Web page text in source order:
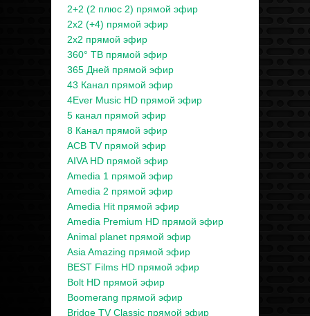
2+2 (2 плюс 2) прямой эфир
2x2 (+4) прямой эфир
2x2 прямой эфир
360° ТВ прямой эфир
365 Дней прямой эфир
43 Канал прямой эфир
4Ever Music HD прямой эфир
5 канал прямой эфир
8 Канал прямой эфир
ACB TV прямой эфир
AIVA HD прямой эфир
Amedia 1 прямой эфир
Amedia 2 прямой эфир
Amedia Hit прямой эфир
Amedia Premium HD прямой эфир
Animal planet прямой эфир
Asia Amazing прямой эфир
BEST Films HD прямой эфир
Bolt HD прямой эфир
Boomerang прямой эфир
Bridge TV Classic прямой эфир